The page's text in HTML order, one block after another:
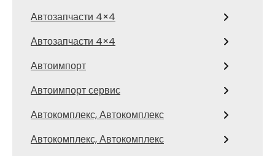
Автозапчасти 4×4
Автозапчасти 4×4
Автоимпорт
Автоимпорт сервис
Автокомплекс, Автокомплекс
Автокомплекс, Автокомплекс